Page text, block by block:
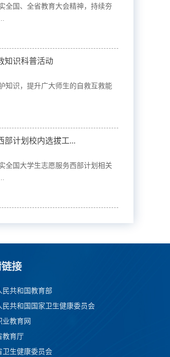
全国、全省教育大会精神，持续夯
知识科普活动
知识，提升广大师生的自救互救能
部计划校内选拔工...
全国大学生志愿服务西部计划相关
接
民共和国教育部
民共和国国家卫生健康委员会
业教育网
教育厅
卫生健康委员会